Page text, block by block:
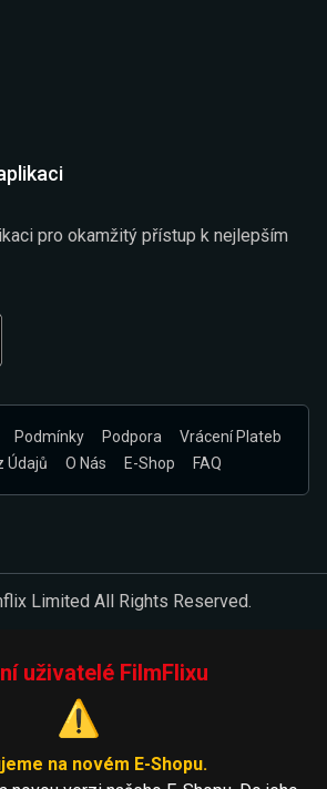
pro okamžitý přístup k nejlepším
Podmínky Podpora
Vrácení Plateb
Údajů
O Nás E-Shop FAQ
Limited All Rights Reserved.
uživatelé FilmFlixu
⚠️
na novém E-Shopu.